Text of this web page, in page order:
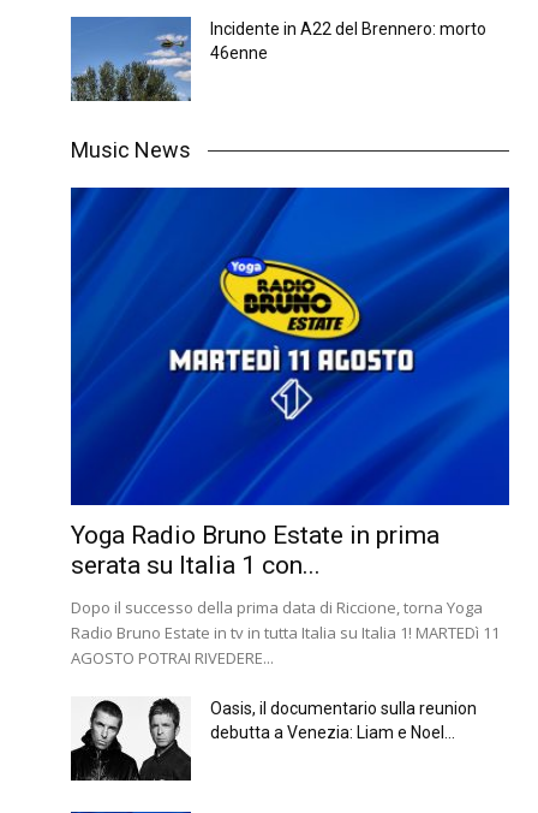
Incidente in A22 del Brennero: morto
46enne
Music News
Yoga Radio Bruno Estate in prima
serata su Italia 1 con...
Dopo il successo della prima data di Riccione, torna Yoga
Radio Bruno Estate in tv in tutta Italia su Italia 1! MARTEDì 11
AGOSTO POTRAI RIVEDERE...
Oasis, il documentario sulla reunion
debutta a Venezia: Liam e Noel...